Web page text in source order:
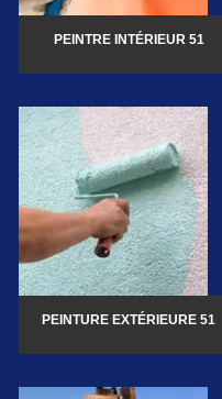
PEINTRE INTÉRIEUR 51
PEINTURE EXTÉRIEURE 51